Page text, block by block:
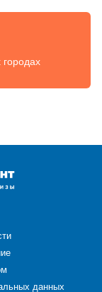
городах
данных